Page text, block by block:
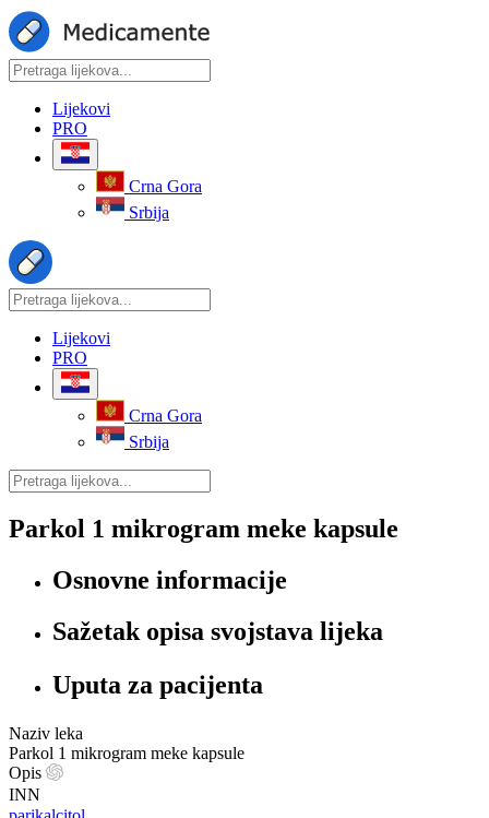
Lijekovi
PRO
Crna Gora
Srbija
Lijekovi
PRO
Crna Gora
Srbija
Parkol 1 mikrogram meke kapsule
Osnovne informacije
Sažetak opisa svojstava lijeka
Uputa za pacijenta
Naziv leka
Parkol 1 mikrogram meke kapsule
Opis
INN